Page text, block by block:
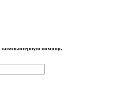
компьютерную помощь